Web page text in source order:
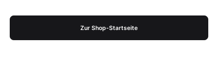
Zur Shop-Startseite